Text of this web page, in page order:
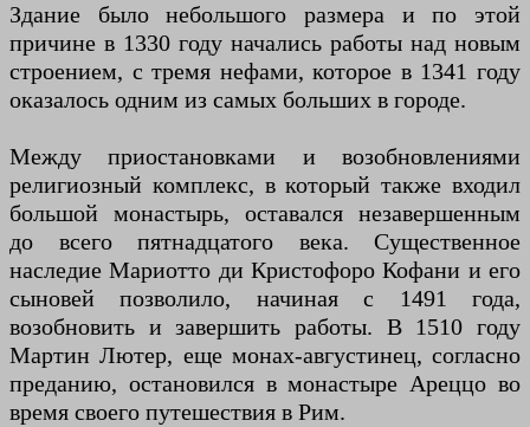
Здание было небольшого размера и по этой
причине в 1330 году начались работы над новым
строением, с тремя нефами, которое в 1341 году
оказалось одним из самых больших в городе.
Между приостановками и возобновлениями
религиозный комплекс, в который также входил
большой монастырь, оставался незавершенным
до всего пятнадцатого века. Существенное
наследие Мариотто ди Кристофоро Кофани и его
сыновей позволило, начиная с 1491 года,
возобновить и завершить работы. В 1510 году
Мартин Лютер, еще монах-августинец, согласно
преданию, остановился в монастыре Ареццо во
время своего путешествия в Рим.